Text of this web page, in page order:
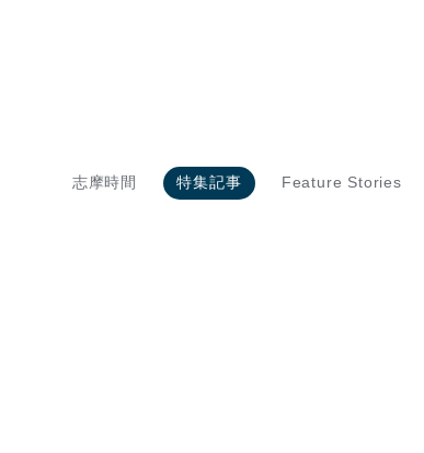
志摩時間 特集記事 Feature Stories